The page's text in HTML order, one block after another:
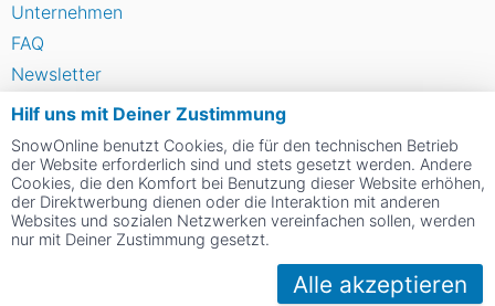
Hilf uns mit Deiner Zustimmung
SnowOnline benutzt Cookies, die für den technischen Betrieb
der Website erforderlich sind und stets gesetzt werden. Andere
Cookies, die den Komfort bei Benutzung dieser Website erhöhen,
der Direktwerbung dienen oder die Interaktion mit anderen
Websites und sozialen Netzwerken vereinfachen sollen, werden
nur mit Deiner Zustimmung gesetzt.
Alle akzeptieren
Unternehmen
FAQ
Newsletter
Widget
Umfragen
Skigebiet bewerten
Social Web